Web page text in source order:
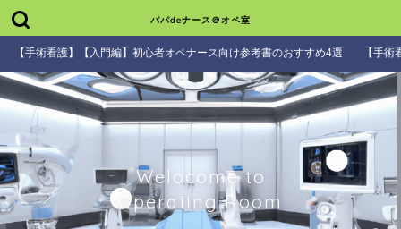
パパdeナース＠オペ室
【手術看護】【入門編】初心者オペナース向け参考書のおすすめ4選 【手
Welocome to
Operating Room